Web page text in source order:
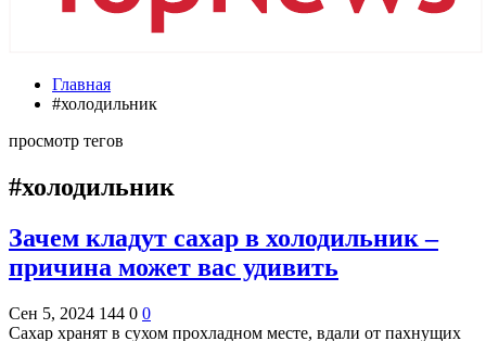
Главная
#холодильник
просмотр тегов
#холодильник
Зачем кладут сахар в холодильник –
причина может вас удивить
Сен 5, 2024 144 0 0
Сахар хранят в сухом прохладном месте, вдали от пахнущих